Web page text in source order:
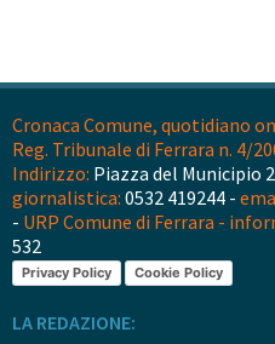
Cronaca Comune, quotidiano
Reg. Tribunale di Ferrara n. 4/
Indirizzo: Piazza del Municipio
giornalistica: 0532 419244 -
- URP Comune di Ferrara -
532
Privacy Policy Cookie Policy
LA REDAZIONE: